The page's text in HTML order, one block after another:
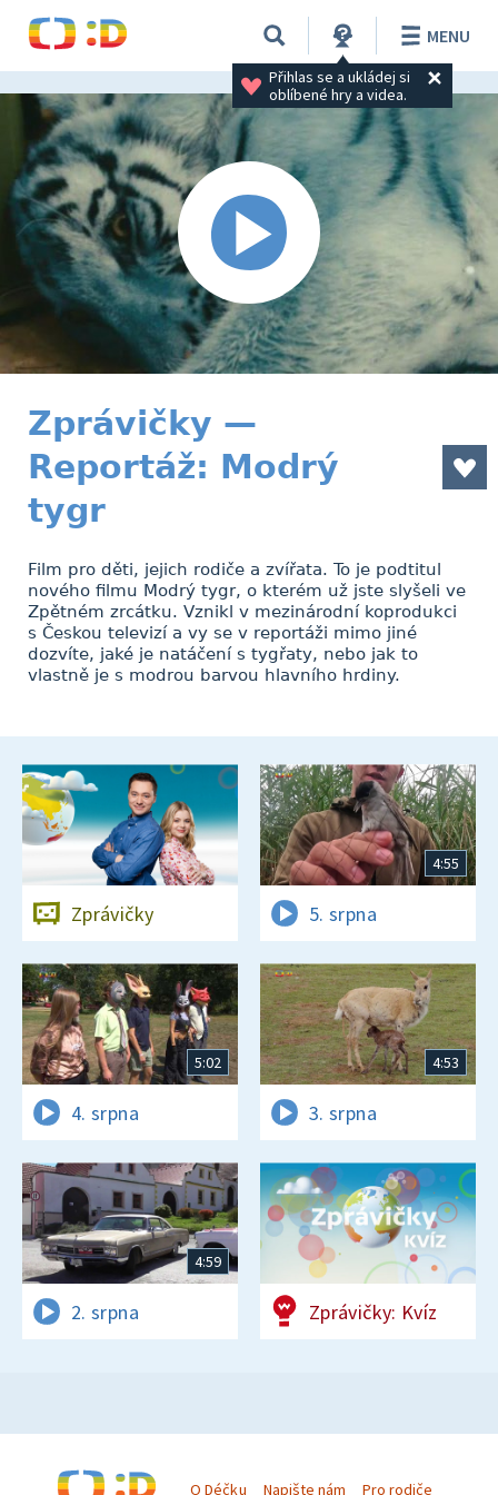
Přihlas se a ukládej si
oblíbené hry a videa.
MENU
Zprávičky —
Reportáž: Modrý
tygr
Film pro děti, jejich rodiče a zvířata. To je podtitul
nového filmu Modrý tygr, o kterém už jste slyšeli ve
Zpětném zrcátku. Vznikl v mezinárodní koprodukci
s Českou televizí a vy se v reportáži mimo jiné
dozvíte, jaké je natáčení s tygřaty, nebo jak to
vlastně je s modrou barvou hlavního hrdiny.
Zprávičky
4:55
5. srpna
5:02
4. srpna
4:53
3. srpna
4:59
2. srpna Zprávičky: Kvíz
O Déčku Napište nám Pro rodiče